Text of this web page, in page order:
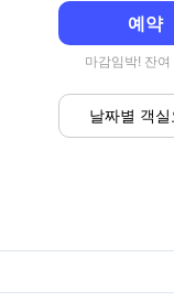
예약
마감임박! 잔여
날짜별 객실